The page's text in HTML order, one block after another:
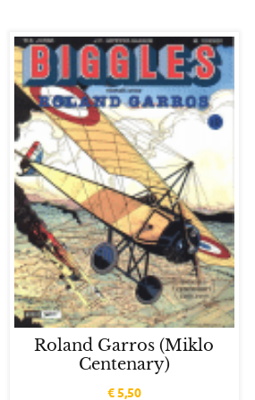
Roland Garros (Miklo
Centenary)
€5,50